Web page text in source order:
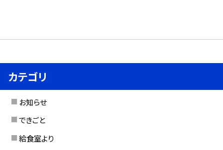
カテゴリ
お知らせ
できごと
給食室より